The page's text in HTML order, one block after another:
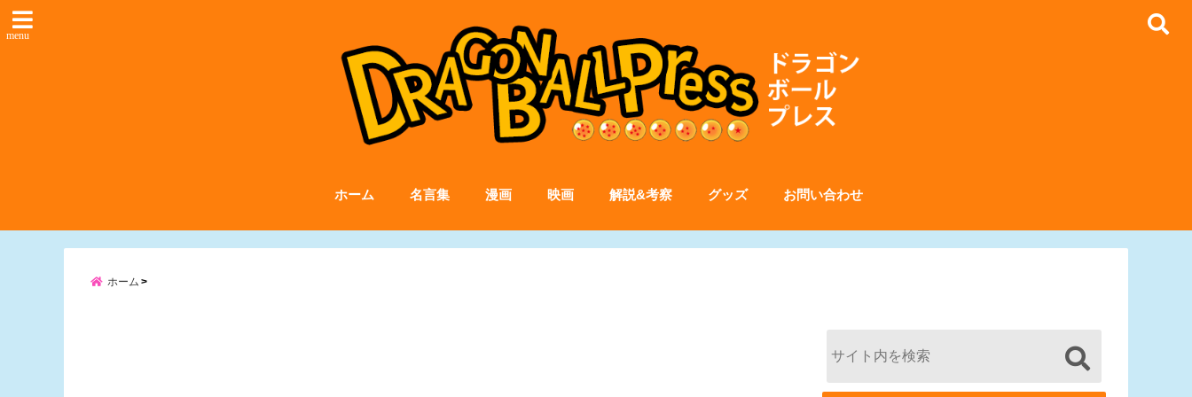
menu
ホーム 名言集 漫画 映画 解説&考察 グッズ お問い合わせ
ホーム